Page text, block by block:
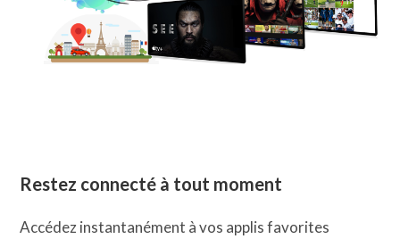
Restez connecté à tout moment
Accédez instantanément à vos applis favorites